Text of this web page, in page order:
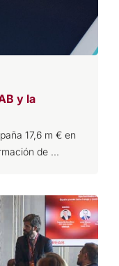
y la
17,6 m € en
de ...